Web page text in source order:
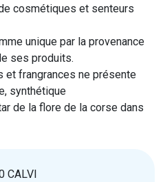
cosmétiques et senteurs
unique par la provenance
ses produits.
frangrances ne présente
synthétique
de la flore de la corse dans
CALVI